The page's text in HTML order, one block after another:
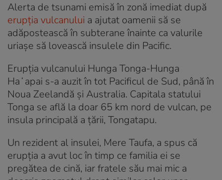
Alerta de tsunami emisă în zonă imediat după
erupția vulcanului a ajutat oamenii să se
adăpostească în subterane înainte ca valurile
uriașe să lovească insulele din Pacific.
Erupția vulcanului Hunga Tonga-Hunga
Haʻapai s-a auzit în tot Pacificul de Sud, până în
Noua Zeelandă și Australia. Capitala statului
Tonga se află la doar 65 km nord de vulcan, pe
insula principală a țării, Tongatapu.
Un rezident al insulei, Mere Taufa, a spus că
erupția a avut loc în timp ce familia ei se
pregătea de cină, iar fratele său mai mic a